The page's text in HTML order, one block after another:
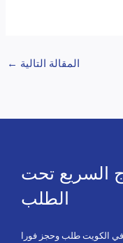
المقالة التالية ←
السريع تحت
الطلب
الكويت طلب وحجز فورا